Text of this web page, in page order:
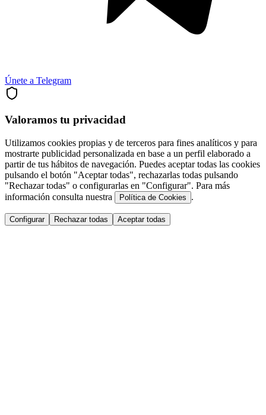
Únete a Telegram
Valoramos tu privacidad
Utilizamos cookies propias y de terceros para fines analíticos y para
mostrarte publicidad personalizada en base a un perfil elaborado a
partir de tus hábitos de navegación. Puedes aceptar todas las cookies
pulsando el botón "Aceptar todas", rechazarlas todas pulsando
"Rechazar todas" o configurarlas en "Configurar". Para más
información consulta nuestra
Política de Cookies .
Configurar Rechazar todas Aceptar todas